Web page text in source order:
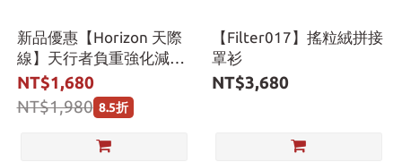
新品優惠【Horizon 天際
線】天行者負重強化減壓
後背包 Skyrider 30L 首批
六款顏色
NT$1,680
NT$1,980 8.5折
【Filter017】搖粒絨拼接
罩衫
NT$3,680